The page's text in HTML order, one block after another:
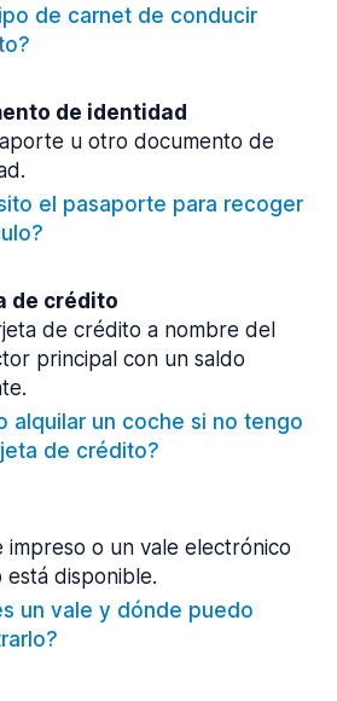
de carnet de conducir
de identidad
u otro documento de
el pasaporte para recoger
de crédito
de crédito a nombre del
principal con un saldo
alquilar un coche si no tengo
de crédito?
impreso o un vale electrónico
está disponible.
un vale y dónde puedo